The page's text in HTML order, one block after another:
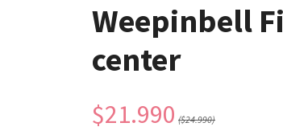
Weepinbell
center
$21.990 ($24.990)